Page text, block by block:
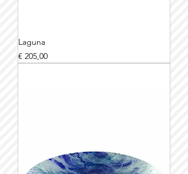
Laguna
Prijs
€ 205,00